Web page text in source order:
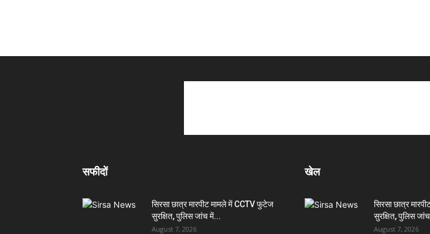
सफीदों
सिरसा छात्र मारपीट मामले में CCTV फुटेज
सुरक्षित, पुलिस जांच में...
August 7, 2026
खेल
सिरसा छात्र
सुरक्षित, पुलिस
August 7, 2026